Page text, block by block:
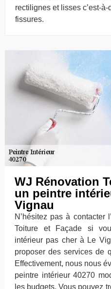
rectilignes et lisses c’est-
fissures.
WJ Rénovation
un peintre
Vignau
N’hésitez pas à contacter
Toiture et Façade si
intérieur pas cher à Le
proposer des services de
Effectivement, nous nous
peintre intérieur 40270
les budgets. Vous pouvez